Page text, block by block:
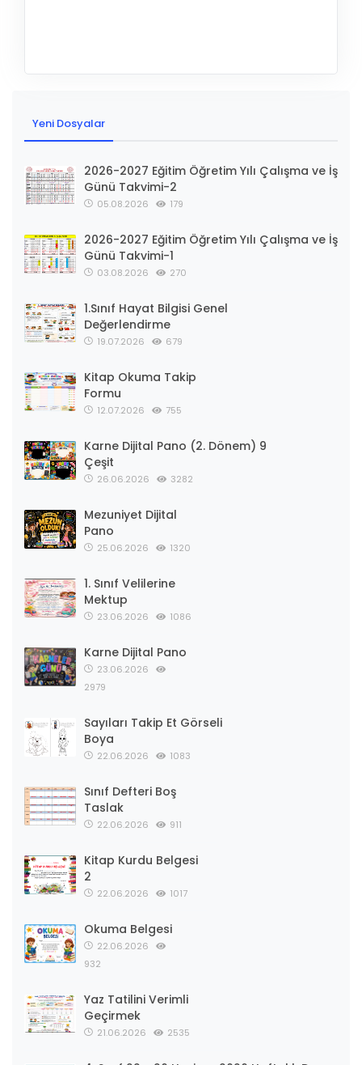
Yeni Dosyalar
2026-2027 Eğitim Öğretim Yılı Çalışma ve İş
Günü Takvimi-2
05.08.2026 179
2026-2027 Eğitim Öğretim Yılı Çalışma ve İş
Günü Takvimi-1
03.08.2026 270
1.Sınıf Hayat Bilgisi Genel
Değerlendirme
19.07.2026 679
Kitap Okuma Takip
Formu
12.07.2026 755
Karne Dijital Pano (2. Dönem) 9
Çeşit
26.06.2026 3282
Mezuniyet Dijital
Pano
25.06.2026 1320
1. Sınıf Velilerine
Mektup
23.06.2026 1086
Karne Dijital Pano
23.06.2026
2979
Sayıları Takip Et Görseli
Boya
22.06.2026 1083
Sınıf Defteri Boş
Taslak
22.06.2026 911
Kitap Kurdu Belgesi
2
22.06.2026 1017
Okuma Belgesi
22.06.2026
932
Yaz Tatilini Verimli
Geçirmek
21.06.2026 2535